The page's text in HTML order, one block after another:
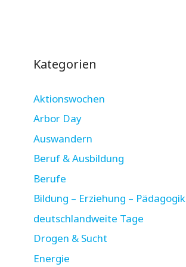
Kategorien
Aktionswochen
Arbor Day
Auswandern
Beruf & Ausbildung
Berufe
Bildung – Erziehung – Pädagogik
deutschlandweite Tage
Drogen & Sucht
Energie